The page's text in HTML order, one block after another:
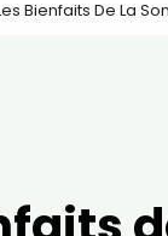
Bienfaits De La